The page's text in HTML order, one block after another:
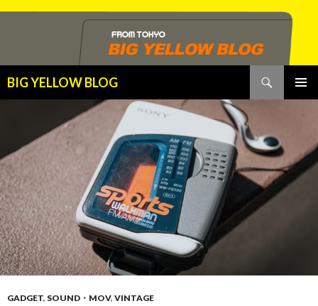
BIG YELLOW BLOG
索
ツ
へ
ス
キ
ッ
プ
GADGET, SOUND・MOV, VINTAGE